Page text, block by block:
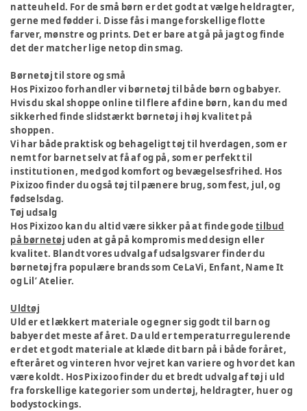
natteuheld. For de små børn er det godt at vælge heldragter,
gerne med fødder i. Disse fås i mange forskellige flotte
farver, mønstre og prints. Det er bare at gå på jagt og finde
det der matcher lige netop din smag.
Børnetøj til store og små
Hos Pixizoo forhandler vi børnetøj til både børn og babyer.
Hvis du skal shoppe online til flere af dine børn, kan du med
sikkerhed finde slidstærkt børnetøj i høj kvalitet på
shoppen.
Vi har både praktisk og behageligt tøj til hverdagen, som er
nemt for barnet selv at få af og på, som er perfekt til
institutionen, med god komfort og bevægelsesfrihed. Hos
Pixizoo finder du også tøj til pænere brug, som fest, jul, og
fødselsdag.
Tøj udsalg
Hos Pixizoo kan du altid være sikker på at finde gode tilbud
på børnetøj uden at gå på kompromis med design eller
kvalitet. Blandt vores udvalg af udsalgsvarer finder du
børnetøj fra populære brands som CeLaVi, Enfant, Name It
og Lil’ Atelier.
Uldtøj
Uld er et lækkert materiale og egner sig godt til barn og
babyer det meste af året. Da uld er temperaturregulerende
er det et godt materiale at klæde dit barn på i både foråret,
efteråret og vinteren hvor vejret kan variere og hvor det kan
være koldt. Hos Pixizoo finder du et bredt udvalg af tøj i uld
fra forskellige kategorier som undertøj, heldragter, huer og
bodystockings.